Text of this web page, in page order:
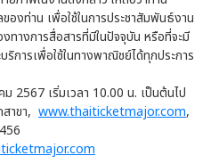
องท่าน เพื่อใช้ในการประชาสัมพันธ์งาน
ทางการสื่อสารที่มีในปัจจุบัน หรือที่จะมี
ริการเพื่อใช้ในทางพาณิชย์ได้ทุกประการ
2567 เริ่มเวลา 10.00 น. เป็นต้นไป
าขา, www.thaiticketmajor.com,